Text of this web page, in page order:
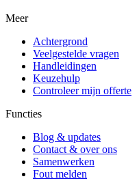
Meer
Achtergrond
Veelgestelde vragen
Handleidingen
Keuzehulp
Controleer mijn offerte
Functies
Blog & updates
Contact & over ons
Samenwerken
Fout melden